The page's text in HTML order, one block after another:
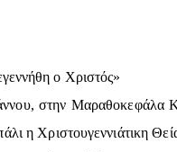
ο Χριστός»
στην
η Χριστουγεννιάτικη